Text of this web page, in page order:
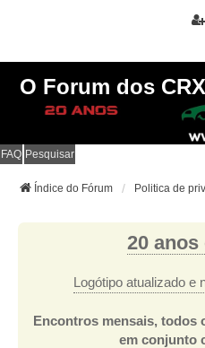
O Forum dos
FAQ Pesquisar
Índice do Fórum Politica de
20 anos
Logótipo atualizado
Encontros mensais, todos
em conjunto